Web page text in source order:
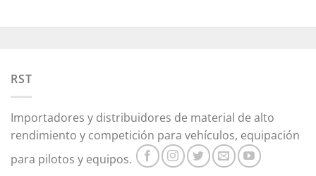
Las
pueden
la
página
producto
RST
Importadores y distribuidores de material de alto
rendimiento y competición para vehículos, equipación
para pilotos y equipos.